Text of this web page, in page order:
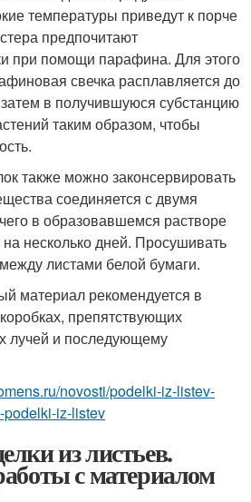
температуры приведут к порче
предпочитают
при помощи парафина. Для этого
свечка расплавляется до
в получившуюся субстанцию
таким образом, чтобы
также можно законсервировать
соединяется с двумя
в образовавшемся растворе
несколько дней. Просушивать
листами белой бумаги.
материал рекомендуется в
препятствующих
лучей и последующему
novosti/podelki-iz-listev-
podelki-iz-listev
из листьев.
с материалом